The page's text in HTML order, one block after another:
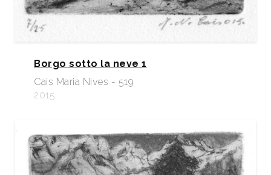
Borgo sotto la neve 1
Cais Maria Nives - 519
2015